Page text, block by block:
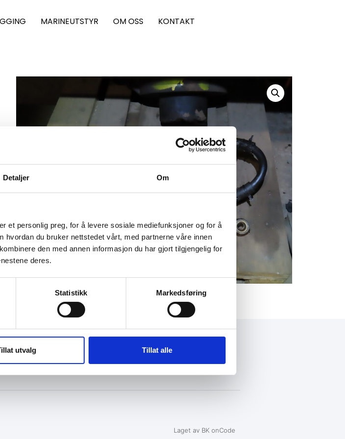
Detaljer Om
et personlig preg, for å levere sosiale mediefunksjoner og for å
du bruker nettstedet vårt, med partnerne våre innen
den med annen informasjon du har gjort tilgjengelig for
deres.
Statistikk Markedsføring
utvalg Tillat alle
MARINEUTSTYR OM OSS KONTAKT
Laget av BK onCode